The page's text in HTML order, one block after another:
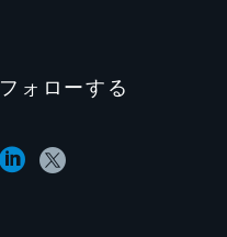
フォローする